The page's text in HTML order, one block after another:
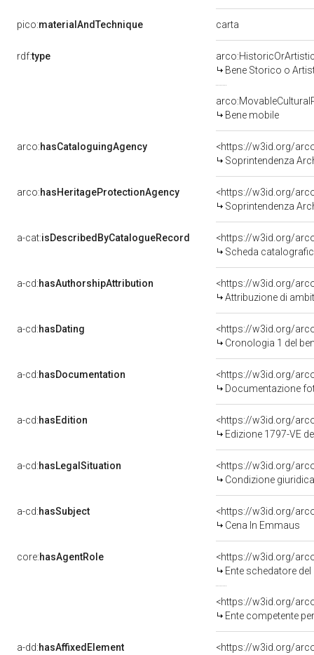
pico:materialAndTechnique carta
rdf:type
Bene Storico o
Bene mobile
arco:hasCataloguingAgency
<https://w3id.org/
Soprintendenza
arco:hasHeritageProtectionAgency
<https://w3id.org/
Soprintendenza
a-cat:isDescribedByCatalogueRecord
<https://w3id.org/
Scheda
a-cd:hasAuthorshipAttribution
<https://w3id.org/
Attribuzione di
a-cd:hasDating
<https://w3id.org/
Cronologia 1 del
a-cd:hasDocumentation
Documentazione
a-cd:hasEdition
<https://w3id.org/
Edizione 1797-VE
a-cd:hasLegalSituation
Condizione
a-cd:hasSubject
<https://w3id.org/
Cena In Emmaus
core:hasAgentRole
<https://w3id.org/
Ente schedatore del bene
<https://w3id.org/
Ente competente per tutela del
a-dd:hasAffixedElement
<https://w3id.org/